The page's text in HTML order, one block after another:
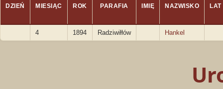
DZIEŃ MIESIĄC ROK PARAFIA IMIĘ NAZWISKO LAT
4 1894 Radziwiłłów Hankel